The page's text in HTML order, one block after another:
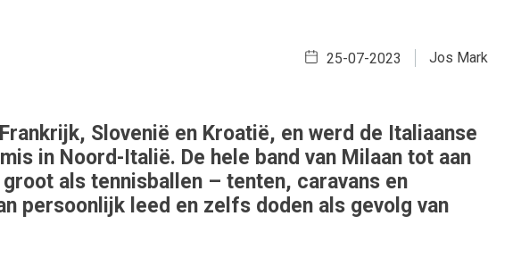
Jos Mark
25-07-2023
Slovenië en Kroatië, en werd de Italiaanse
in Noord-Italië. De hele band van Milaan tot aan
als tennisballen – tenten, caravans en
persoonlijk leed en zelfs doden als gevolg van